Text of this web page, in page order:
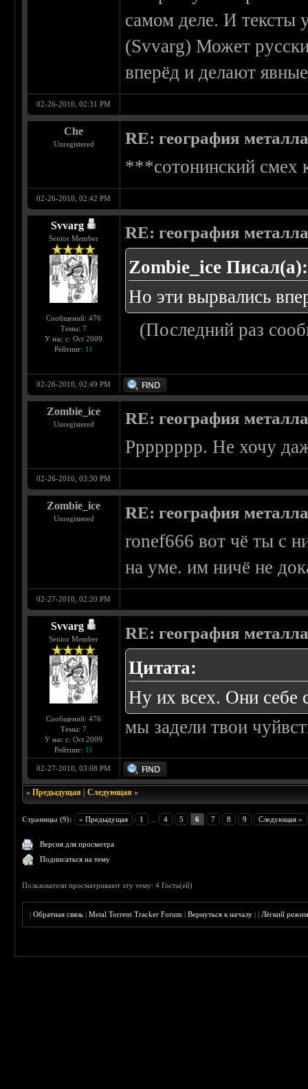
самом деле. И тексты
(Svvarg) Может
вперёд и делают
02-26-2010, 02:31 PM
Che
Unregistered RE: география
***сотонинский смех
02-26-2010, 02:42 PM
Svvarg
Senior Member
Сообщений: 476
Темы: 7
У нас с: Oct 2009
Рейтинг: 11
RE: география
Zombie_ice Писал(а):
Но эти вырвались
(Последний раз
02-26-2010, 02:49 PM
Zombie_ice
Unregistered RE: география
Рррррррр. Не хочу
02-26-2010, 03:30 PM
Zombie_ice
Unregistered RE: география
ronef666 вот чё ты с
на уме. им ничё не
02-27-2010, 02:20 PM
Svvarg
Senior Member
Сообщений: 476
Темы: 7
У нас с: Oct 2009
Рейтинг: 11
RE: география
Цитата:
Ну их всех. Они себе
мы задели твои
02-27-2010, 03:08 PM
«Предыдущая |Следующая »
Страницы (9): « Предыдущая 1 4 5 6 7 8 9 Следующая »
Версия для просмотра
Подписаться на тему
Пользователи просматривают эту тему: 4 Гость(ей)
|Обратная связь |Metal Torrent Tracker Forum |Вернуться к началу ||Лёгкий